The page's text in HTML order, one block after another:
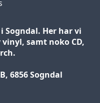
Her har vi
samt noko CD,
6856 Sogndal